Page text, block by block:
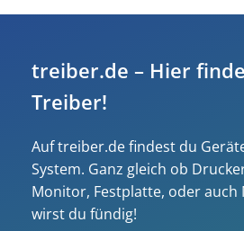
treiber.de – Hier
Treiber!
Auf treiber.de findest du
System. Ganz gleich ob
Monitor, Festplatte, oder auch
wirst du fündig!